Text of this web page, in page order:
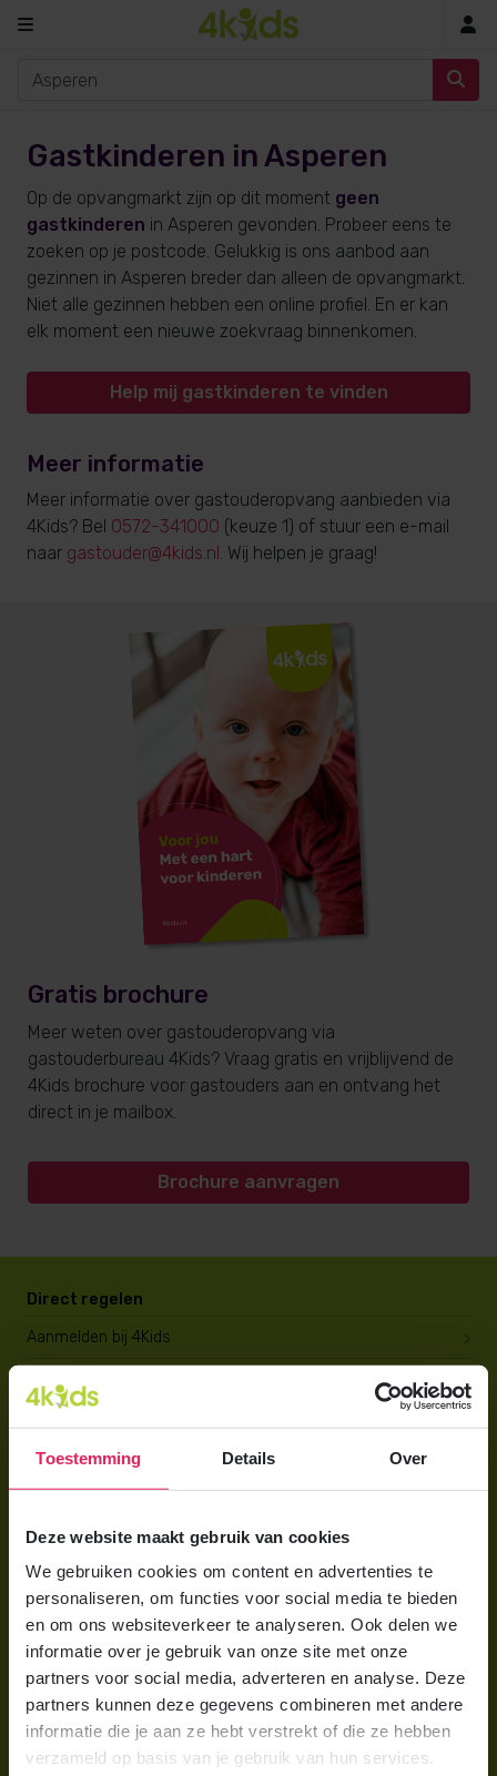
Toestemming Details Over
Deze website maakt gebruik van cookies
We gebruiken cookies om content en advertenties te
personaliseren, om functies voor social media te bieden
en om ons websiteverkeer te analyseren. Ook delen we
informatie over je gebruik van onze site met onze
partners voor social media, adverteren en analyse. Deze
partners kunnen deze gegevens combineren met andere
informatie die je aan ze hebt verstrekt of die ze hebben
verzameld op basis van je gebruik van hun services.
Gastkinderen in Asperen
Op de opvangmarkt zijn op dit moment geen
gastkinderen in Asperen gevonden. Probeer eens te
zoeken op je postcode. Gelukkig is ons aanbod aan
gezinnen in Asperen breder dan alleen de opvangmarkt.
Niet alle gezinnen hebben een online profiel. En er kan
elk moment een nieuwe zoekvraag binnenkomen.
Help mij gastkinderen te vinden
Meer informatie
Meer informatie over gastouderopvang aanbieden via
4Kids? Bel 0572-341000 (keuze 1) of stuur een e-mail
naar gastouder@4kids.nl. Wij helpen je graag!
Gratis brochure
Meer weten over gastouderopvang via
gastouderbureau 4Kids? Vraag gratis en vrijblijvend de
4Kids brochure voor gastouders aan en ontvang het
direct in je mailbox.
Brochure aanvragen
Direct regelen
Aanmelden bij 4Kids
Brochure aanvragen
Voor ouders
Wat kost een gastouder?
Hoe vind ik een gastouder?
Voor gastouders
Gastouder worden bij 4Kids
Hoe vind ik gastkinderen?